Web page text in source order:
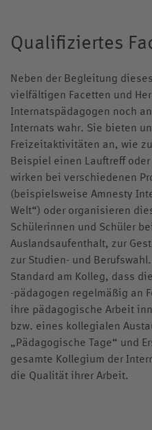
Qualifiziertes
Neben der Begleitung
vielfältigen Facetten und
Internatspädagogen noch
Internats wahr. Sie bieten
Freizeitaktivitäten an, wie
Beispiel einen Lauftreff
wirken bei verschiedenen
(beispielsweise Amnesty
Welt“) oder organisieren
Schülerinnen und Schüler
Auslandsaufenthalt, zur
zur Studien- und
Standard am Kolleg, dass
-pädagogen regelmäßig an
ihre pädagogische Arbeit
bzw. eines kollegialen
„Pädagogische Tage“ und
gesamte Kollegium der
die Qualität ihrer Arbeit.